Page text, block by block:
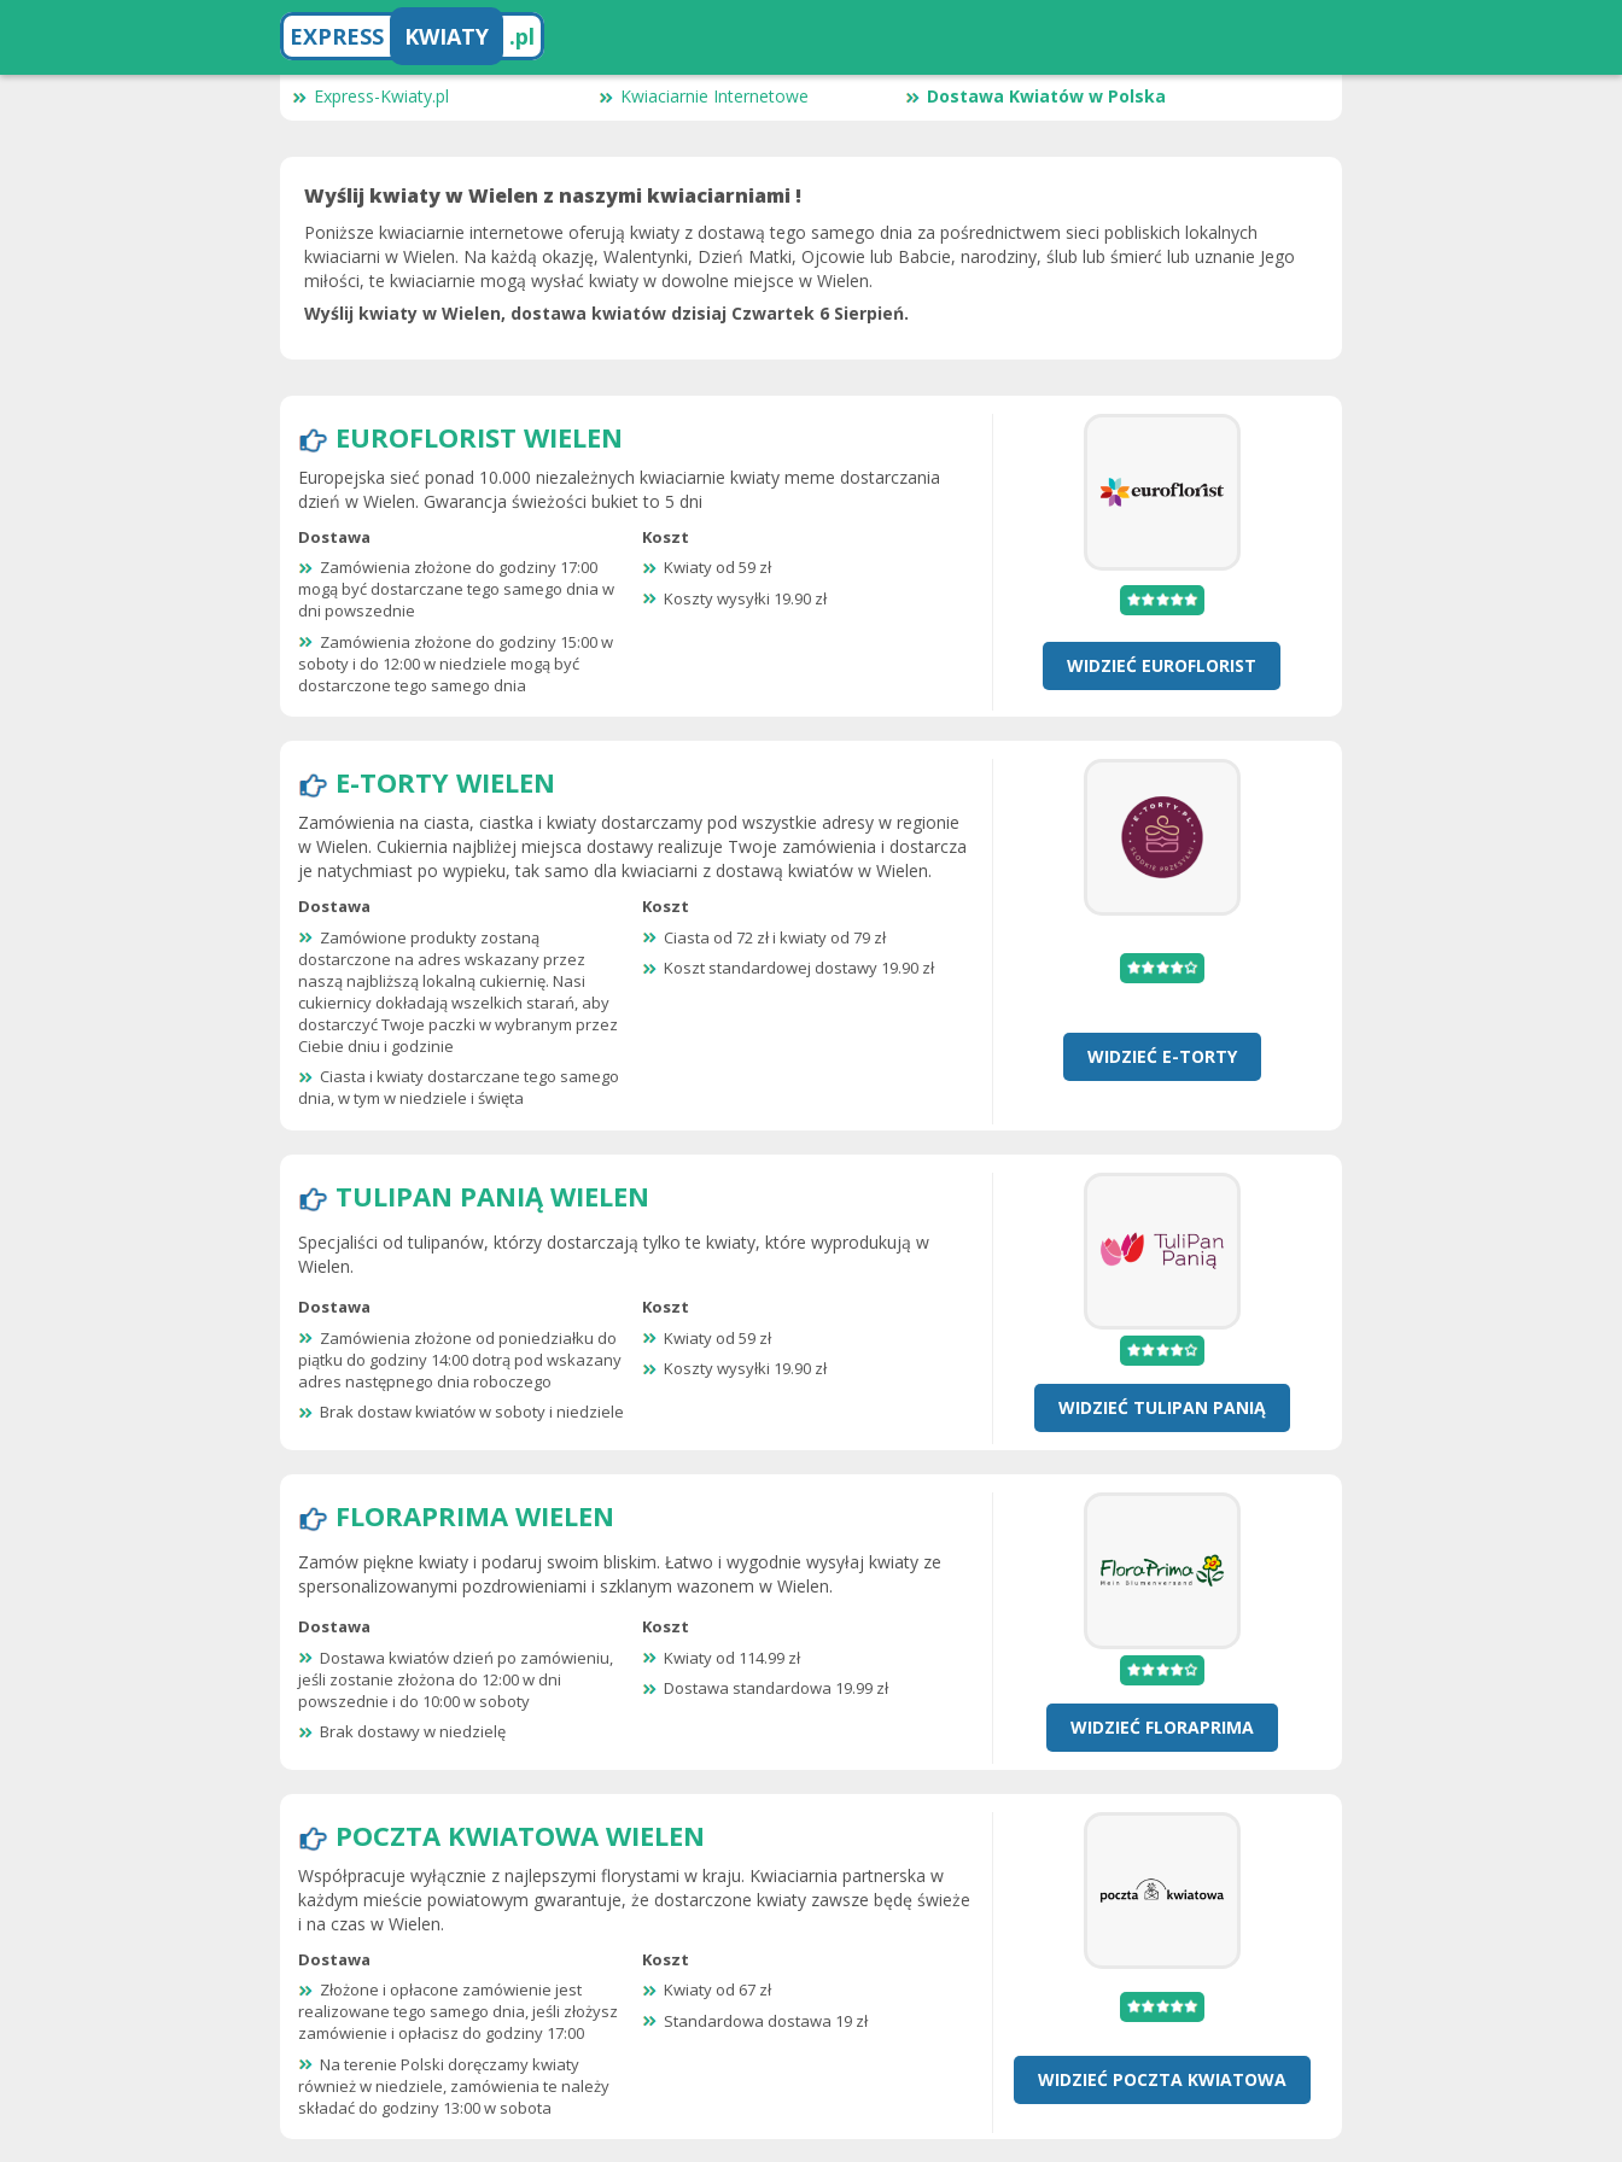
EXPRESS KWIATY .pl
Express-Kwiaty.pl Kwiaciarnie Internetowe Dostawa Kwiatów w Polska
Wyślij kwiaty w Wielen z naszymi kwiaciarniami !
Poniższe kwiaciarnie internetowe oferują kwiaty z dostawą tego samego dnia za pośrednictwem sieci pobliskich lokalnych
kwiaciarni w Wielen. Na każdą okazję, Walentynki, Dzień Matki, Ojcowie lub Babcie, narodziny, ślub lub śmierć lub uznanie Jego
miłości, te kwiaciarnie mogą wysłać kwiaty w dowolne miejsce w Wielen.
Wyślij kwiaty w Wielen, dostawa kwiatów dzisiaj Czwartek 6 Sierpień.
EUROFLORIST WIELEN
Europejska sieć ponad 10.000 niezależnych kwiaciarnie kwiaty meme dostarczania
dzień w Wielen. Gwarancja świeżości bukiet to 5 dni
Dostawa
Zamówienia złożone do godziny 17:00
mogą być dostarczane tego samego dnia w
dni powszednie
Zamówienia złożone do godziny 15:00 w
soboty i do 12:00 w niedziele mogą być
dostarczone tego samego dnia
Koszt
Kwiaty od 59 zł
Koszty wysyłki 19.90 zł
WIDZIEĆ EUROFLORIST
E-TORTY WIELEN
Zamówienia na ciasta, ciastka i kwiaty dostarczamy pod wszystkie adresy w regionie
w Wielen. Cukiernia najbliżej miejsca dostawy realizuje Twoje zamówienia i dostarcza
je natychmiast po wypieku, tak samo dla kwiaciarni z dostawą kwiatów w Wielen.
Dostawa
Zamówione produkty zostaną
dostarczone na adres wskazany przez
naszą najbliższą lokalną cukiernię. Nasi
cukiernicy dokładają wszelkich starań, aby
dostarczyć Twoje paczki w wybranym przez
Ciebie dniu i godzinie
Ciasta i kwiaty dostarczane tego samego
dnia, w tym w niedziele i święta
Koszt
Ciasta od 72 zł i kwiaty od 79 zł
Koszt standardowej dostawy 19.90 zł
WIDZIEĆ E-TORTY
TULIPAN PANIĄ WIELEN
Specjaliści od tulipanów, którzy dostarczają tylko te kwiaty, które wyprodukują w
Wielen.
Dostawa
Zamówienia złożone od poniedziałku do
piątku do godziny 14:00 dotrą pod wskazany
adres następnego dnia roboczego
Brak dostaw kwiatów w soboty i niedziele
Koszt
Kwiaty od 59 zł
Koszty wysyłki 19.90 zł
WIDZIEĆ TULIPAN PANIĄ
FLORAPRIMA WIELEN
Zamów piękne kwiaty i podaruj swoim bliskim. Łatwo i wygodnie wysyłaj kwiaty ze
spersonalizowanymi pozdrowieniami i szklanym wazonem w Wielen.
Dostawa
Dostawa kwiatów dzień po zamówieniu,
jeśli zostanie złożona do 12:00 w dni
powszednie i do 10:00 w soboty
Brak dostawy w niedzielę
Koszt
Kwiaty od 114.99 zł
Dostawa standardowa 19.99 zł
WIDZIEĆ FLORAPRIMA
POCZTA KWIATOWA WIELEN
Współpracuje wyłącznie z najlepszymi florystami w kraju. Kwiaciarnia partnerska w
każdym mieście powiatowym gwarantuje, że dostarczone kwiaty zawsze będę świeże
i na czas w Wielen.
Dostawa
Złożone i opłacone zamówienie jest
realizowane tego samego dnia, jeśli złożysz
zamówienie i opłacisz do godziny 17:00
Na terenie Polski doręczamy kwiaty
również w niedziele, zamówienia te należy
składać do godziny 13:00 w sobota
Koszt
Kwiaty od 67 zł
Standardowa dostawa 19 zł
WIDZIEĆ POCZTA KWIATOWA